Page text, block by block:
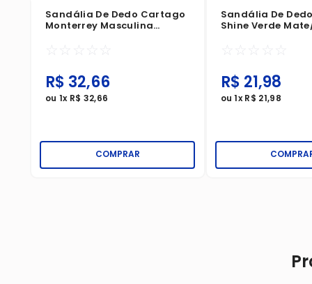
Sandália De Dedo Cartago
Monterrey Masculina
☆ ☆ ☆ ☆ ☆
R$ 32,66
ou 1x R$ 32,66
COMPRAR
Sandália De
Shine Verde
☆ ☆ ☆ ☆ ☆
R$ 21,98
ou1xR$ 21,98